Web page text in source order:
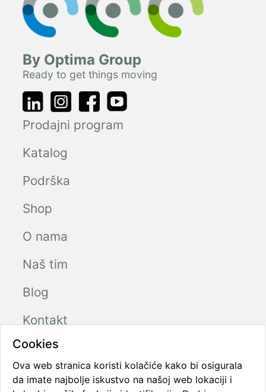
Cookies
Ova web stranica koristi kolačiće kako bi osigurala
da imate najbolje iskustvo na našoj web lokaciji i
By Optima Group
Ready to get things moving
Prodajni program
Katalog
Podrška
Shop
O nama
Naš tim
Blog
Kontakt
Radno vreme
Ponedeljak - Petak08:00 - 16:00